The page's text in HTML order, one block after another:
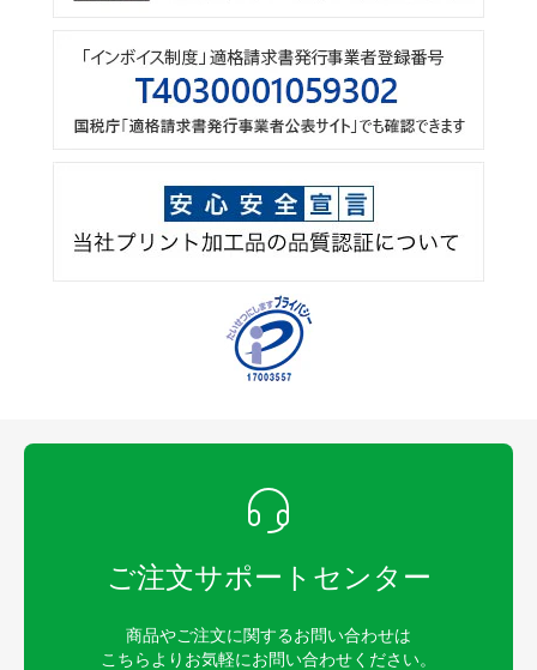
ご注文サポートセンター
商品やご注文に関するお問い合わせは
こちらよりお気軽にお問い合わせください。